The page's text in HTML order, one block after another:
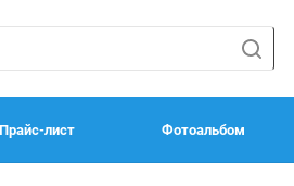
Прайс-лист Фотоальбом